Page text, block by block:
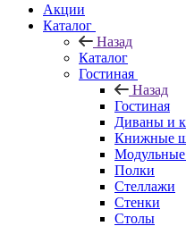
Акции
Каталог
Назад
Каталог
Гостиная
Назад
Гостиная
Диваны и
Книжные
Полки
Стеллажи
Стенки
Столы